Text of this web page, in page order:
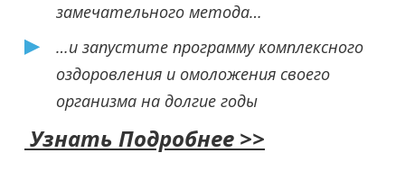
замечательного метода…
…и запустите программу комплексного
оздоровления и омоложения своего
организма на долгие годы
Узнать Подробнее >>